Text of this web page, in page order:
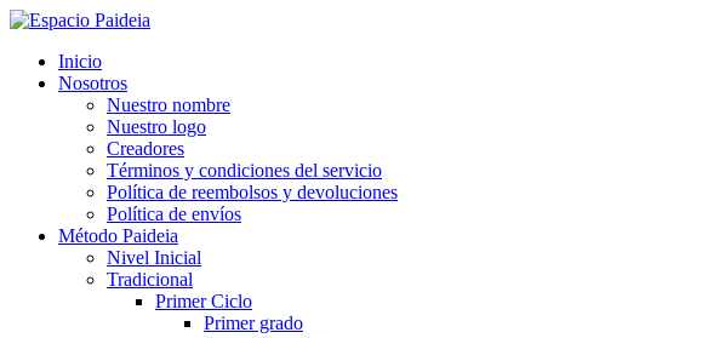
Saltar
contenido
(presioná
Inicio
Nosotros
Nuestro nombre
Nuestro logo
Creadores
Términos y condiciones del servicio
Política de reembolsos y devoluciones
Política de envíos
Método Paideia
Nivel Inicial
Tradicional
Primer Ciclo
Primer grado